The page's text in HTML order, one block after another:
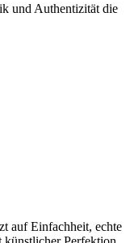
und Authentizität die
auf Einfachheit, echte